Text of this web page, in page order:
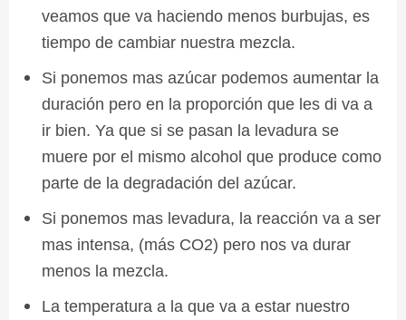
veamos que va haciendo menos burbujas, es
tiempo de cambiar nuestra mezcla.
Si ponemos mas azúcar podemos aumentar la
duración pero en la proporción que les di va a
ir bien. Ya que si se pasan la levadura se
muere por el mismo alcohol que produce como
parte de la degradación del azúcar.
Si ponemos mas levadura, la reacción va a ser
mas intensa, (más CO2) pero nos va durar
menos la mezcla.
La temperatura a la que va a estar nuestro